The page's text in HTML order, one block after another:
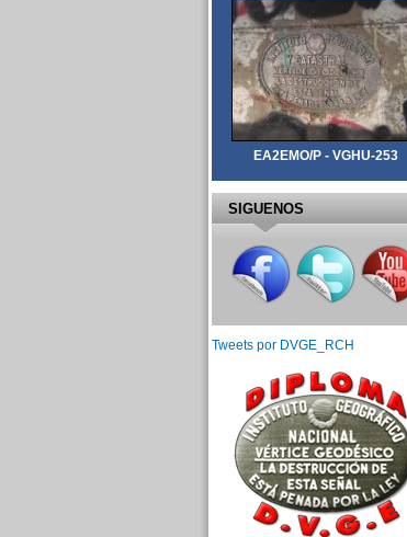
EA2EMO/P - VGHU-253
SIGUENOS
Tweets por DVGE_RCH